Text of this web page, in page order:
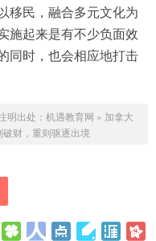
移民，融合多元文化为
施起来是有不少负面效
同时，也会相应地打击
明出处： 机遇教育网 » 加拿大
财，重则驱逐出境